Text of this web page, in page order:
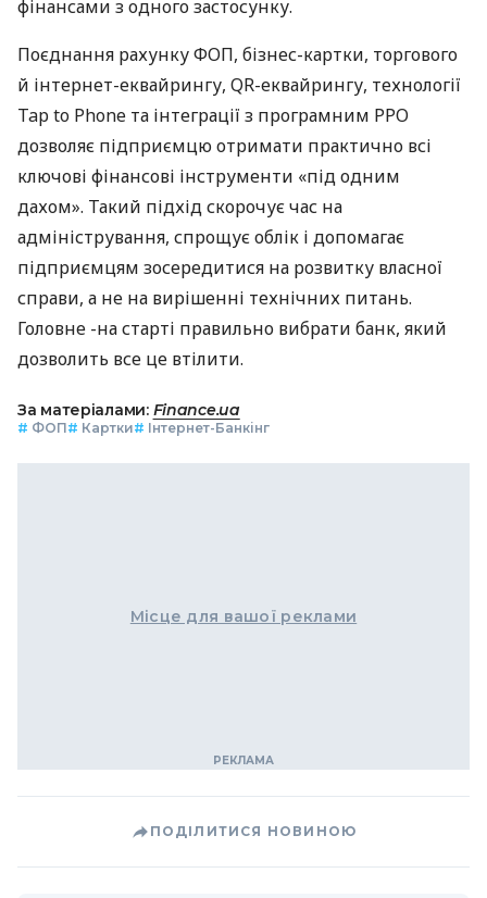
фінансами з одного застосунку.
Поєднання рахунку ФОП, бізнес-картки, торгового
й інтернет-еквайрингу, QR-еквайрингу, технології
Tap to Phone та інтеграції з програмним РРО
дозволяє підприємцю отримати практично всі
ключові фінансові інструменти «під одним
дахом». Такий підхід скорочує час на
адміністрування, спрощує облік і допомагає
підприємцям зосередитися на розвитку власної
справи, а не на вирішенні технічних питань.
Головне -на старті правильно вибрати банк, який
дозволить все це втілити.
За матеріалами: Finance.ua
# ФОП# Картки# Інтернет-Банкінг
Місце для вашої реклами
ПОДІЛИТИСЯ НОВИНОЮ